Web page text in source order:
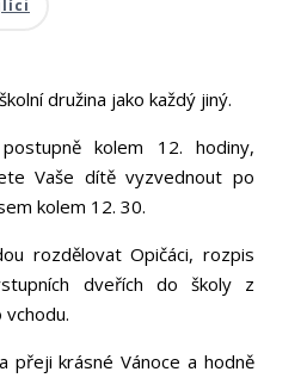
družina jako každý jiný.
kolem 12. hodiny,
Vaše dítě vyzvednout po
kolem 12. 30.
rozdělovat Opičáci, rozpis
dveřích do školy z
vchodu.
přeji krásné Vánoce a hodně